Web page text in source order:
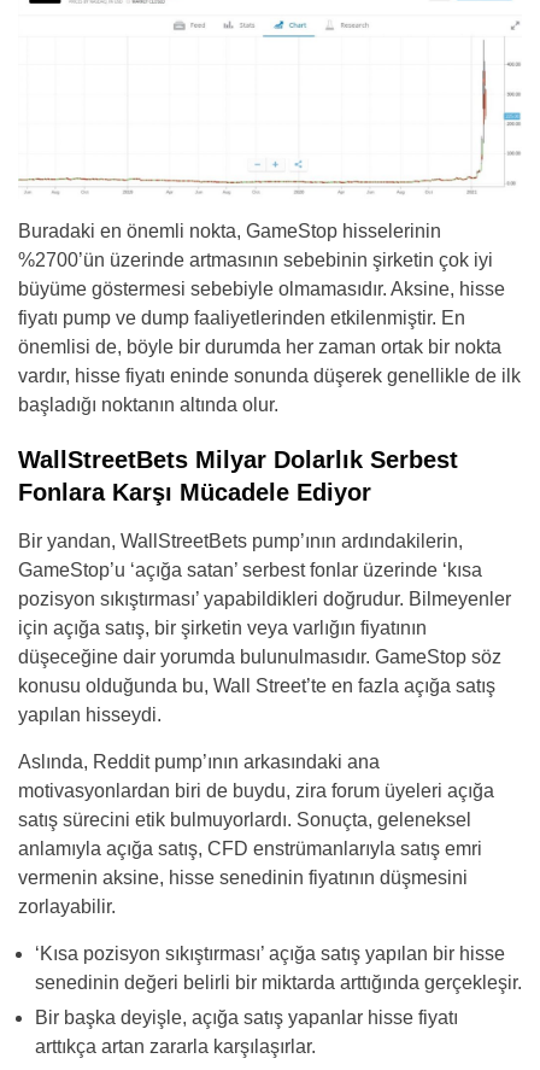
Buradaki en önemli nokta, GameStop hisselerinin
%2700’ün üzerinde artmasının sebebinin şirketin çok iyi
büyüme göstermesi sebebiyle olmamasıdır. Aksine, hisse
fiyatı pump ve dump faaliyetlerinden etkilenmiştir. En
önemlisi de, böyle bir durumda her zaman ortak bir nokta
vardır, hisse fiyatı eninde sonunda düşerek genellikle de ilk
başladığı noktanın altında olur.
WallStreetBets Milyar Dolarlık Serbest
Fonlara Karşı Mücadele Ediyor
Bir yandan, WallStreetBets pump’ının ardındakilerin,
GameStop’u ‘açığa satan’ serbest fonlar üzerinde ‘kısa
pozisyon sıkıştırması’ yapabildikleri doğrudur. Bilmeyenler
için açığa satış, bir şirketin veya varlığın fiyatının
düşeceğine dair yorumda bulunulmasıdır. GameStop söz
konusu olduğunda bu, Wall Street’te en fazla açığa satış
yapılan hisseydi.
Aslında, Reddit pump’ının arkasındaki ana
motivasyonlardan biri de buydu, zira forum üyeleri açığa
satış sürecini etik bulmuyorlardı. Sonuçta, geleneksel
anlamıyla açığa satış, CFD enstrümanlarıyla satış emri
vermenin aksine, hisse senedinin fiyatının düşmesini
zorlayabilir.
‘Kısa pozisyon sıkıştırması’ açığa satış yapılan bir hisse
senedinin değeri belirli bir miktarda arttığında gerçekleşir.
Bir başka deyişle, açığa satış yapanlar hisse fiyatı
arttıkça artan zararla karşılaşırlar.